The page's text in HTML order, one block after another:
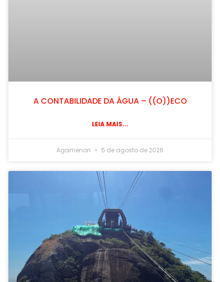
A CONTABILIDADE DA ÁGUA – ((O))ECO
LEIA MAIS...
Agamenon 5 de agosto de 2026